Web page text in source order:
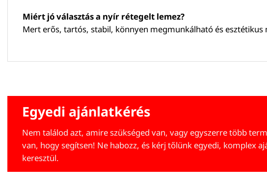
Miért jó választás a nyír rétegelt lemez?
Mert erős, tartós, stabil, könnyen megmunkálható és esztétikus
Egyedi ajánlatkérés
Nem találod azt, amire szükséged van, vagy egyszerre több
van, hogy segítsen! Ne habozz, és kérj tőlünk egyedi, komplex
keresztül.